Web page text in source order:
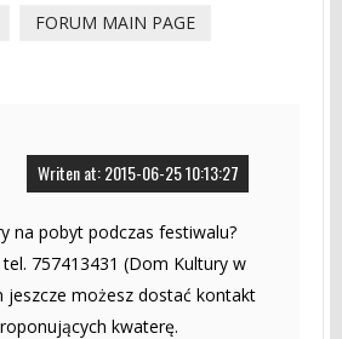
FORUM MAIN PAGE
Writen at: 2015-06-25 10:13:27
na pobyt podczas festiwalu?
757413431 (Dom Kultury w
jeszcze możesz dostać kontakt
kwaterę.